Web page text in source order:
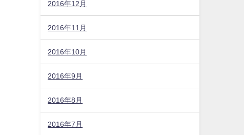
2016年12月
2016年11月
2016年10月
2016年9月
2016年8月
2016年7月